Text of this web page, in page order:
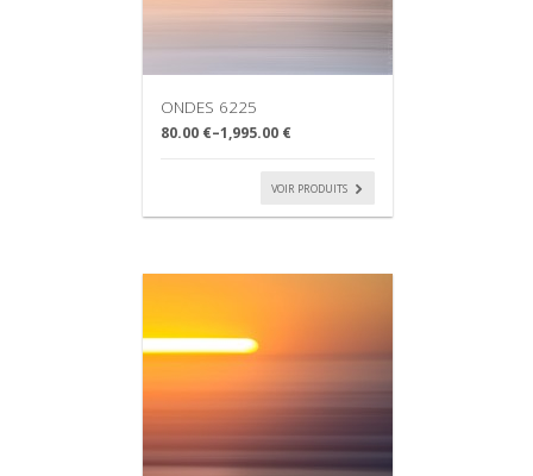
ONDES 6225
80.00 €–1,995.00 €
VOIR PRODUITS